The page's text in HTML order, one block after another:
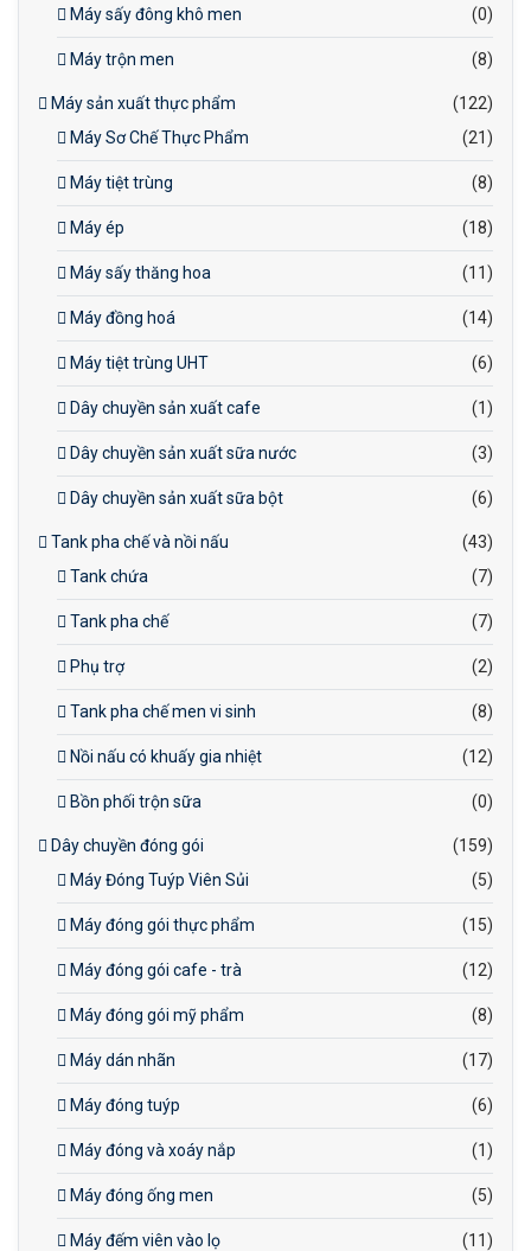
Máy sấy đông khô men (0)
Máy trộn men (8)
Máy sản xuất thực phẩm
(122)
Máy Sơ Chế Thực Phẩm
(21)
Máy tiệt trùng (8)
Máy ép (18)
Máy sấy thăng hoa (11)
Máy đồng hoá (14)
Máy tiệt trùng UHT (6)
Dây chuyền sản xuất cafe (1)
Dây chuyền sản xuất sữa nước (3)
Dây chuyền sản xuất sữa bột (6)
Tank pha chế và nồi nấu
(43)
Tank chứa
(7)
Tank pha chế (7)
Phụ trợ (2)
Tank pha chế men vi sinh (8)
Nồi nấu có khuấy gia nhiệt (12)
Bồn phối trộn sữa (0)
Dây chuyền đóng gói
(159)
Máy Đóng Tuýp Viên Sủi
(5)
Máy đóng gói thực phẩm (15)
Máy đóng gói cafe - trà (12)
Máy đóng gói mỹ phẩm (8)
Máy dán nhãn (17)
Máy đóng tuýp (6)
Máy đóng và xoáy nắp (1)
Máy đóng ống men (5)
Máy đếm viên vào lọ (11)